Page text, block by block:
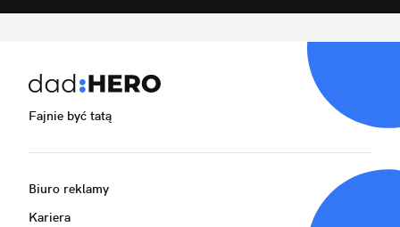
Fajnie być tatą
Biuro reklamy
Kariera